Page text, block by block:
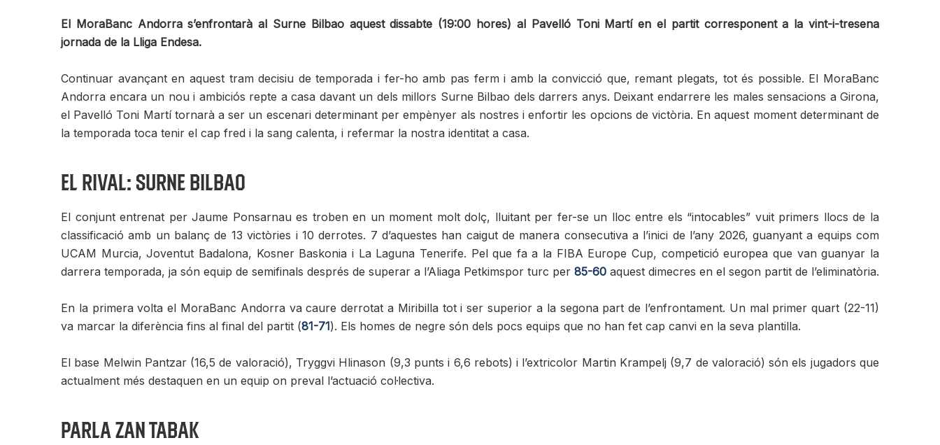
El MoraBanc Andorra s’enfrontarà al Surne Bilbao aquest dissabte (19:00 hores) al Pavelló Toni Martí en el partit corresponent a la vint-i-tresena
jornada de la Lliga Endesa.
Continuar avançant en aquest tram decisiu de temporada i fer-ho amb pas ferm i amb la convicció que, remant plegats, tot és possible. El MoraBanc
Andorra encara un nou i ambiciós repte a casa davant un dels millors Surne Bilbao dels darrers anys. Deixant endarrere les males sensacions a Girona,
el Pavelló Toni Martí tornarà a ser un escenari determinant per empènyer als nostres i enfortir les opcions de victòria. En aquest moment determinant de
la temporada toca tenir el cap fred i la sang calenta, i refermar la nostra identitat a casa.
El rival: Surne Bilbao
El conjunt entrenat per Jaume Ponsarnau es troben en un moment molt dolç, lluitant per fer-se un lloc entre els “intocables” vuit primers llocs de la
classificació amb un balanç de 13 victòries i 10 derrotes. 7 d’aquestes han caigut de manera consecutiva a l’inici de l’any 2026, guanyant a equips com
UCAM Murcia, Joventut Badalona, Kosner Baskonia i La Laguna Tenerife. Pel que fa a la FIBA Europe Cup, competició europea que van guanyar la
darrera temporada, ja són equip de semifinals després de superar a l’Aliaga Petkimspor turc per 85-60 aquest dimecres en el segon partit de l’eliminatòria.
En la primera volta el MoraBanc Andorra va caure derrotat a Miribilla tot i ser superior a la segona part de l’enfrontament. Un mal primer quart (22-11)
va marcar la diferència fins al final del partit (81-71). Els homes de negre són dels pocs equips que no han fet cap canvi en la seva plantilla.
El base Melwin Pantzar (16,5 de valoració), Tryggvi Hlinason (9,3 punts i 6,6 rebots) i l’extricolor Martin Krampelj (9,7 de valoració) són els jugadors que
actualment més destaquen en un equip on preval l’actuació col·lectiva.
Parla Zan Tabak